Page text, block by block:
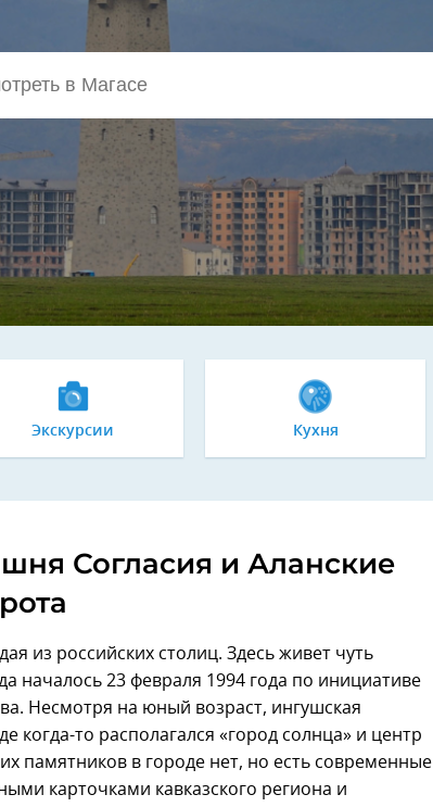
Экскурсии Кухня
Согласия и Аланские
из российских столиц. Здесь живет чуть
началось 23 февраля 1994 года по инициативе
Несмотря на юный возраст, ингушская
когда-то располагался «город солнца» и центр
памятников в городе нет, но есть современные
карточками кавказского региона и